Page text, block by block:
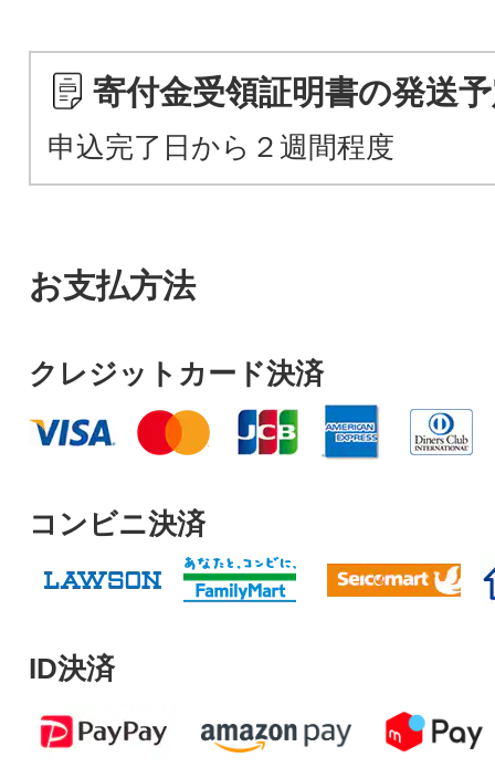
寄付金受領証明書の発送
申込完了日から２週間程度
お支払方法
クレジットカード決済
コンビニ決済
ID決済